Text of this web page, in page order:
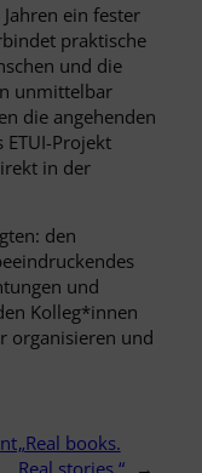
ein fester
praktische
und die
unmittelbar
die angehenden
ETUI-Projekt
in der
den
und
Kolleg*innen
organisieren und
„Real books.
Real stories.“
→